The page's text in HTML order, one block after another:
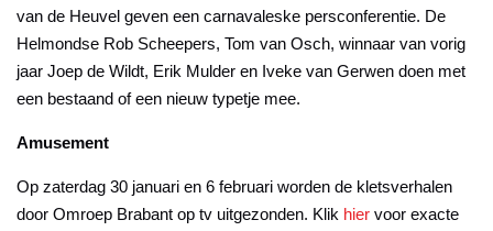
van de Heuvel geven een carnavaleske persconferentie. De
Helmondse Rob Scheepers, Tom van Osch, winnaar van vorig
jaar Joep de Wildt, Erik Mulder en Iveke van Gerwen doen met
een bestaand of een nieuw typetje mee.
Amusement
Op zaterdag 30 januari en 6 februari worden de kletsverhalen
door Omroep Brabant op tv uitgezonden. Klik hier voor exacte